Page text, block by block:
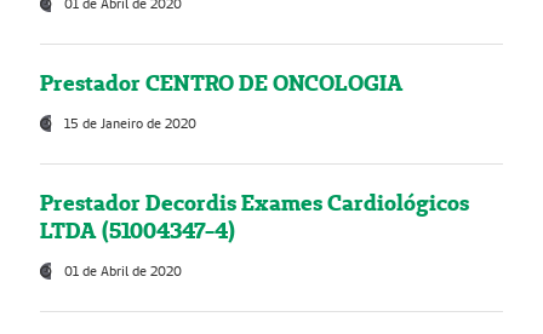
Prestador CENTRO DE ONCOLOGIA
15 de Janeiro de 2020
Prestador Decordis Exames Cardiológicos
LTDA (51004347-4)
01 de Abril de 2020